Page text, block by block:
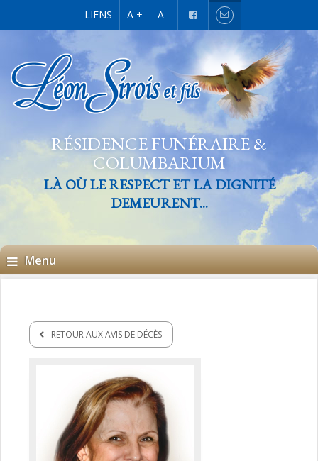
LIENS A + A -
RÉSIDENCE FUNÉRAIRE &
COLUMBARIUM
LÀ OÙ LE RESPECT ET LA DIGNITÉ
DEMEURENT...
Menu
RETOUR AUX AVIS DE DÉCÈS